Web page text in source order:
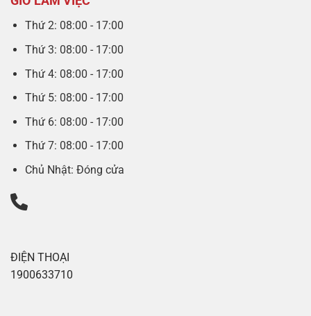
Thứ 2: 08:00 - 17:00
Thứ 3: 08:00 - 17:00
Thứ 4: 08:00 - 17:00
Thứ 5: 08:00 - 17:00
Thứ 6: 08:00 - 17:00
Thứ 7: 08:00 - 17:00
Chủ Nhật: Đóng cửa
ĐIỆN THOẠI
1900633710